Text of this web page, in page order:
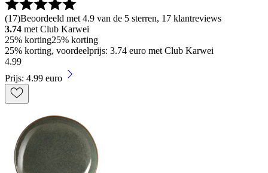
(17)Beoordeeld met 4.9 van de 5 sterren, 17 klantreviews
3.74 met Club Karwei
25% korting25% korting
25% korting, voordeelprijs: 3.74 euro met Club Karwei
4.99
Prijs: 4.99 euro